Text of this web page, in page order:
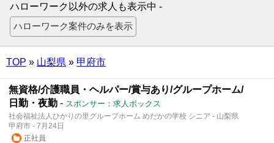
ハローワーク以外の求人も表示中 -
TOP » 山梨県 » 甲府市
無資格/介護職員・ヘルパー/賞与あり/グループホーム/
日勤・夜勤 - スポンサー：求人ボックス
社会福祉法人ひかりの里グループホーム めだかの学校 シニア - 山梨県
甲府市 - 7月24日
正社員